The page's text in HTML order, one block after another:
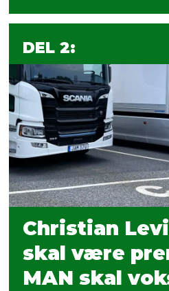
DEL 2:
Christian
skal være
MAN skal